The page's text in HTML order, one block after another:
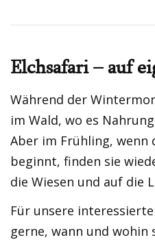
Elchsafari – auf
Während der
im Wald, wo es
Aber im Frühling, wenn
beginnt, finden sie
die Wiesen und auf die
Für unsere
gerne, wann und wohin